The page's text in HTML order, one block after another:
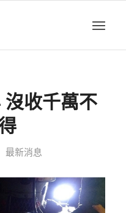
收千萬不
最新消息